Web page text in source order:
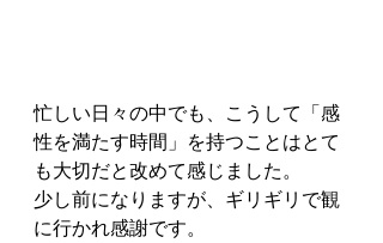
忙しい日々の中でも、こうして「感
性を満たす時間」を持つことはとて
も大切だと改めて感じました。
少し前になりますが、ギリギリで観
に行かれ感謝です。